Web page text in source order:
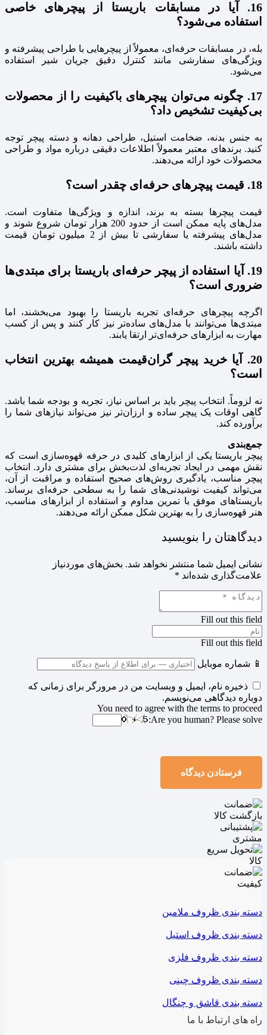
16. آیا در مسابقات باریستا از پیچرهای خاصی
استفاده می‌شود؟
بله، در مسابقات حرفه‌ای، معمولاً از پیچرهایی با طراحی پیشرفته و
ویژگی‌های سفارشی مانند کنترل دقیق جریان شیر استفاده
می‌شود.
17. چگونه می‌توان پیچرهای باکیفیت را از محصولات
بی‌کیفیت تشخیص داد؟
به جنس بدنه، ضخامت استیل، طراحی دهانه و دسته پیچر توجه
کنید. برندهای معتبر معمولاً اطلاعات دقیقی درباره مواد و طراحی
محصولات خود ارائه می‌دهند.
18. قیمت پیچرهای حرفه‌ای چقدر است؟
قیمت پیچرها بسته به برند، اندازه و ویژگی‌ها متفاوت است.
مدل‌های پایه ممکن است از حدود 200 هزار تومان شروع شوند و
مدل‌های پیشرفته یا سفارشی تا بیش از 2 میلیون تومان قیمت
داشته باشند.
19. آیا استفاده از پیچر حرفه‌ای باریستا برای مبتدی‌ها
ضروری است؟
اگرچه پیچرهای حرفه‌ای تجربه باریستا را بهبود می‌بخشند، اما
مبتدی‌ها می‌توانند با مدل‌های ساده‌تر نیز کار کنند و پس از کسب
مهارت به ابزارهای حرفه‌ای‌تر ارتقا یابند.
20. آیا خرید پیچر گران‌قیمت همیشه بهترین انتخاب
است؟
نه لزوماً. انتخاب پیچر باید بر اساس نیاز، تجربه و بودجه شما باشد.
گاهی اوقات یک پیچر ساده و ارزان‌تر نیز می‌تواند نیازهای شما را
برآورده کند.
جمع‌بندی
پیچر باریستا یکی از ابزارهای کلیدی در حرفه قهوه‌سازی است که
نقش مهمی در ایجاد تجربه‌ای لذت‌بخش برای مشتری دارد. انتخاب
پیچر مناسب، یادگیری روش‌های صحیح استفاده و مراقبت از آن،
می‌تواند کیفیت نوشیدنی‌های شما را به سطحی حرفه‌ای برساند.
باریستاهای موفق با تمرین مداوم و استفاده از ابزارهای مناسب،
هنر قهوه‌سازی را به بهترین شکل ممکن ارائه می‌دهند.
دیدگاهتان را بنویسید
نشانی ایمیل شما منتشر نخواهد شد. بخش‌های موردنیاز
علامت‌گذاری شده‌اند *
Fill out this field
Fill out this field
📱 شماره موبایل
ذخیره نام، ایمیل و وبسایت من در مرورگر برای زمانی که
دوباره دیدگاهی می‌نویسم.
You need to agree with the terms to proceed
Are you human? Please solve:
فرستادن دیدگاه
دسته بندی ظروف ملامین
دسته بندی ظروف استیل
دسته بندی ظروف فلزی
دسته بندی ظروف چینی
دسته بندی قاشق و چنگال
راه های ارتباط با ما